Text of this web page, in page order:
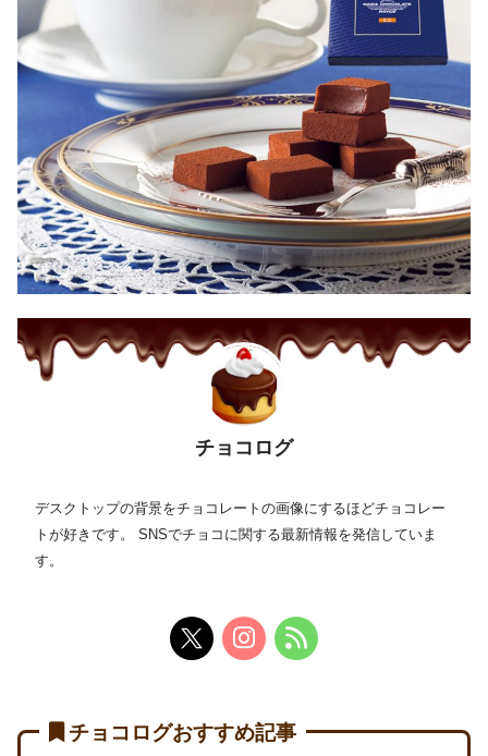
チョコログ
デスクトップの背景をチョコレートの画像にするほどチョコレー
トが好きです。 SNSでチョコに関する最新情報を発信していま
す。
チョコログおすすめ記事